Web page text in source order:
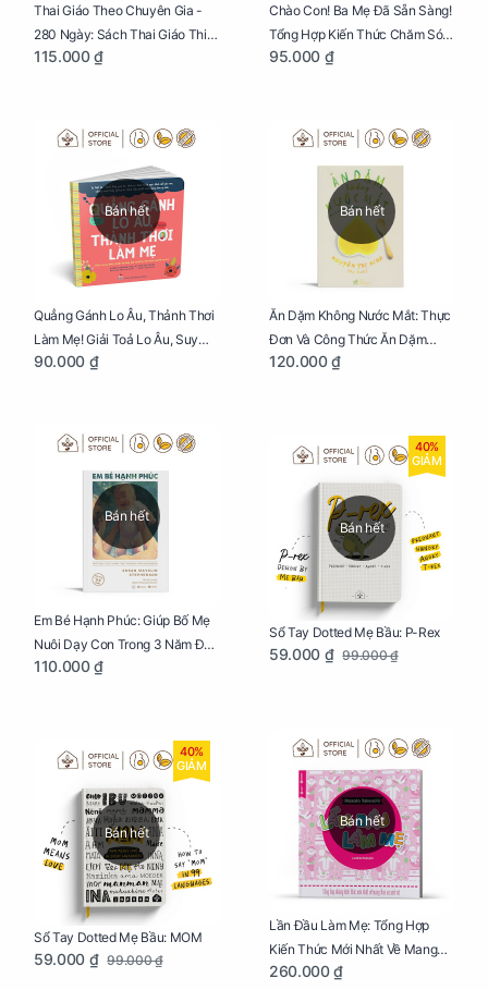
Thai Giáo Theo Chuyên Gia -
280 Ngày: Sách Thai Giáo Thiết
Thực Nhất Cho Mẹ Bầu
115.000 ₫
Chào Con! Ba Mẹ Đã Sẵn Sàng!
Tổng Hợp Kiến Thức Chăm Sóc
Trẻ Sơ Sinh
95.000 ₫
Bán hết
Quẳng Gánh Lo Âu, Thảnh Thơi
Làm Mẹ! Giải Toả Lo Âu, Suy
Nghĩ Tiêu Cực Cho Mẹ
90.000 ₫
Bán hết
Ăn Dặm Không Nước Mắt: Thực
Đơn Và Công Thức Ăn Dặm
Kiểu Nhật
120.000 ₫
Bán hết
Em Bé Hạnh Phúc: Giúp Bố Mẹ
Nuôi Dạy Con Trong 3 Năm Đầu
Đời
110.000 ₫
Bán hết
40%
GIẢM
Sổ Tay Dotted Mẹ Bầu: P-Rex
59.000 ₫ 99.000 ₫
Bán hết
40%
GIẢM
Sổ Tay Dotted Mẹ Bầu: MOM
59.000 ₫ 99.000 ₫
Bán hết
Lần Đầu Làm Mẹ: Tổng Hợp
Kiến Thức Mới Nhất Về Mang
Thai Và Sinh Nở Cho Mẹ Bầu
260.000 ₫